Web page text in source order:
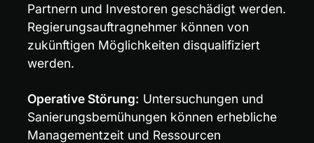
Partnern und Investoren geschädigt werden.
Regierungsauftragnehmer können von
zukünftigen Möglichkeiten disqualifiziert
werden.
Operative Störung: Untersuchungen und
Sanierungsbemühungen können erhebliche
Managementzeit und Ressourcen